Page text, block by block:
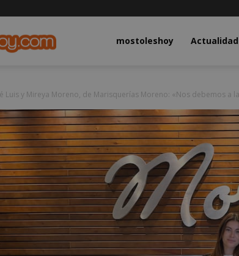
mostoleshoy.commostoleshoy Actualidad
Luis y Mireya Moreno, de Marisquerías Moreno: «Nos debemos a